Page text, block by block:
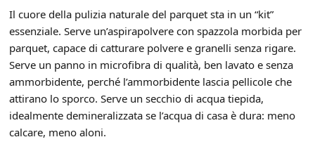
Il cuore della pulizia naturale del parquet sta in un “kit”
essenziale. Serve un’aspirapolvere con spazzola morbida per
parquet, capace di catturare polvere e granelli senza rigare.
Serve un panno in microfibra di qualità, ben lavato e senza
ammorbidente, perché l’ammorbidente lascia pellicole che
attirano lo sporco. Serve un secchio di acqua tiepida,
idealmente demineralizzata se l’acqua di casa è dura: meno
calcare, meno aloni.